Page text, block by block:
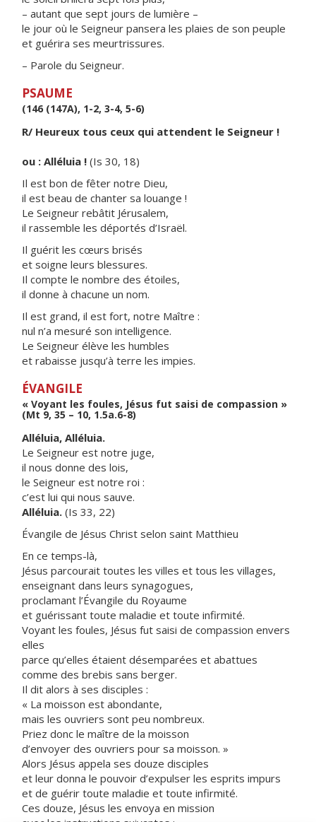
– autant que sept jours de lumière –
le jour où le Seigneur pansera les plaies de son peuple
et guérira ses meurtrissures.
– Parole du Seigneur.
PSAUME
(146 (147A), 1-2, 3-4, 5-6)
R/ Heureux tous ceux qui attendent le Seigneur !
ou : Alléluia ! (Is 30, 18)
Il est bon de fêter notre Dieu,
il est beau de chanter sa louange !
Le Seigneur rebâtit Jérusalem,
il rassemble les déportés d’Israël.
Il guérit les cœurs brisés
et soigne leurs blessures.
Il compte le nombre des étoiles,
il donne à chacune un nom.
Il est grand, il est fort, notre Maître :
nul n’a mesuré son intelligence.
Le Seigneur élève les humbles
et rabaisse jusqu’à terre les impies.
ÉVANGILE
« Voyant les foules, Jésus fut saisi de compassion »
(Mt 9, 35 – 10, 1.5a.6-8)
Alléluia, Alléluia.
Le Seigneur est notre juge,
il nous donne des lois,
le Seigneur est notre roi :
c’est lui qui nous sauve.
Alléluia. (Is 33, 22)
Évangile de Jésus Christ selon saint Matthieu
En ce temps-là,
Jésus parcourait toutes les villes et tous les villages,
enseignant dans leurs synagogues,
proclamant l’Évangile du Royaume
et guérissant toute maladie et toute infirmité.
Voyant les foules, Jésus fut saisi de compassion envers
elles
parce qu’elles étaient désemparées et abattues
comme des brebis sans berger.
Il dit alors à ses disciples :
« La moisson est abondante,
mais les ouvriers sont peu nombreux.
Priez donc le maître de la moisson
d’envoyer des ouvriers pour sa moisson. »
Alors Jésus appela ses douze disciples
et leur donna le pouvoir d’expulser les esprits impurs
et de guérir toute maladie et toute infirmité.
Ces douze, Jésus les envoya en mission